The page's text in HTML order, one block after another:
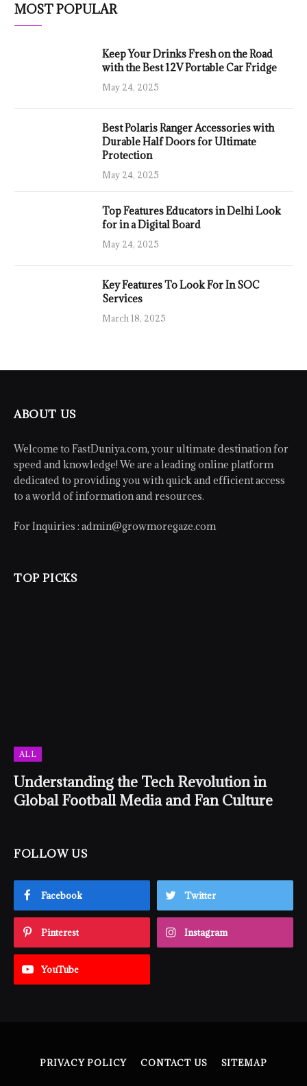
MOST POPULAR
Keep Your Drinks Fresh on the Road
with the Best 12V Portable Car Fridge
May 24, 2025
Best Polaris Ranger Accessories with
Durable Half Doors for Ultimate
Protection
May 24, 2025
Top Features Educators in Delhi Look
for in a Digital Board
May 24, 2025
Key Features To Look For In SOC
Services
March 18, 2025
ABOUT US
Welcome to FastDuniya.com, your ultimate destination for
speed and knowledge! We are a leading online platform
dedicated to providing you with quick and efficient access
to a world of information and resources.
For Inquiries : admin@growmoregaze.com
TOP PICKS
ALL
Understanding the Tech Revolution in
Global Football Media and Fan Culture
FOLLOW US
Facebook Twitter
Pinterest Instagram
YouTube
PRIVACY POLICY CONTACT US SITEMAP